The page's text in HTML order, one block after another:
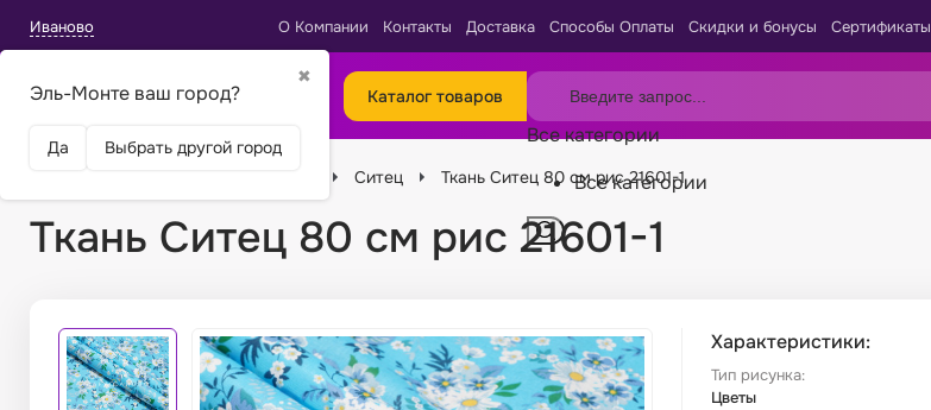
Иваново
✖
Эль-Монте ваш город?
Да Выбрать другой город
О Компании Контакты Доставка Способы Оплаты Скидки и бонусы Сертификаты
Каталог товаров
Все категории
Все категории
Ситец Ткань Ситец 80 см рис 21601-1
Ткань Ситец 80 см рис 21601-1
Характеристики:
Тип рисунка:
Цветы